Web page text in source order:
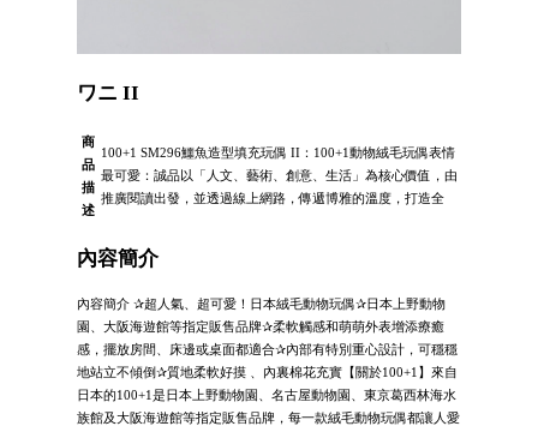
ワニ II
商
品
描
述
100+1 SM296鱷魚造型填充玩偶 II：100+1動物絨毛玩偶表情
最可愛：誠品以「人文、藝術、創意、生活」為核心價值，由
推廣閱讀出發，並透過線上網路，傳遞博雅的溫度，打造全
內容簡介
內容簡介 ✰超人氣、超可愛！日本絨毛動物玩偶✰日本上野動物
園、大阪海遊館等指定販售品牌✰柔軟觸感和萌萌外表增添療癒
感，擺放房間、床邊或桌面都適合✰內部有特別重心設計，可穩穩
地站立不傾倒✰質地柔軟好摸 、內裏棉花充實【關於100+1】來自
日本的100+1是日本上野動物園、名古屋動物園、東京葛西林海水
族館及大阪海遊館等指定販售品牌，每一款絨毛動物玩偶都讓人愛